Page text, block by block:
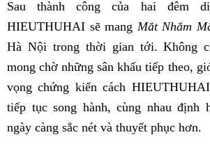
Sau thành công của hai đêm
HIEUTHUHAI sẽ mang Mắt Nhắm
Hà Nội trong thời gian tới. Không
mong chờ những sân khấu tiếp theo,
vọng chứng kiến cách
tiếp tục song hành, cùng nhau định
ngày càng sắc nét và thuyết phục hơn.